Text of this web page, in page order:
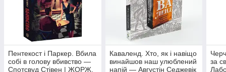
Пентекост і Паркер. Вбила
собі в голову вбивство —
Спотсвуд Стівен | ЖОРЖ,
Каваленд. Хто, як і навіщо
винайшов наш улюблений
напій — Августін Седжевік
за